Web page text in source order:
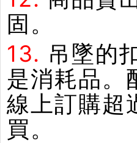
固。
13. 吊墜的
是消耗品。
線上訂購超
買。